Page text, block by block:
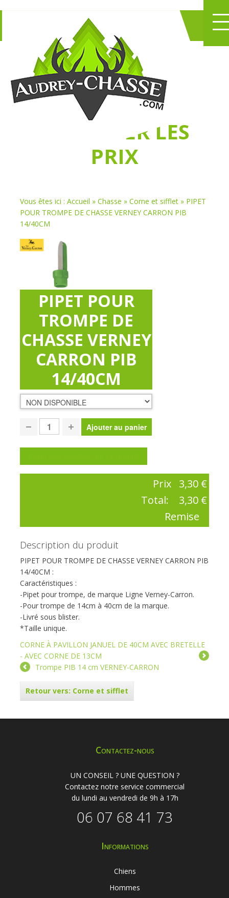
NE PERDEZ PLUS
DE TEMPS
CHASSER LES
PRIX
Vous êtes ici : Accueil » Chasse » Corne et sifflet » PIPET
POUR TROMPE DE CHASSE VERNEY CARRON PIB
14/40CM
PIPET POUR
TROMPE DE
CHASSE VERNEY
CARRON PIB
14/40CM
Prix 3,30 €
Total:
3,30 €
Remise
Description du produit
PIPET POUR TROMPE DE CHASSE VERNEY CARRON PIB
14/40CM :
Caractéristiques :
-Pipet pour trompe, de marque Ligne Verney-Carron.
-Pour trompe de 14cm à 40cm de la marque.
-Livré sous blister.
*Taille unique.
CORNE À PAVILLON JANUEL DE 40CM AVEC BRETELLE
- AVEC CORNE DE 13CM
Trompe PIB 14 cm VERNEY-CARRON
Retour vers: Corne et sifflet
Contactez-nous
UN CONSEIL ? UNE QUESTION ?
Contactez notre service commercial
du lundi au vendredi de 9h à 17h
06 07 68 41 73
Informations
Chiens
Hommes